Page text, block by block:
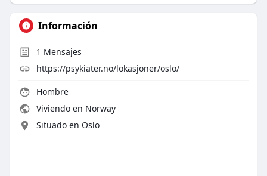
Información
1 Mensajes
https://psykiater.no/lokasjoner/oslo/
Hombre
Viviendo en Norway
Situado en Oslo